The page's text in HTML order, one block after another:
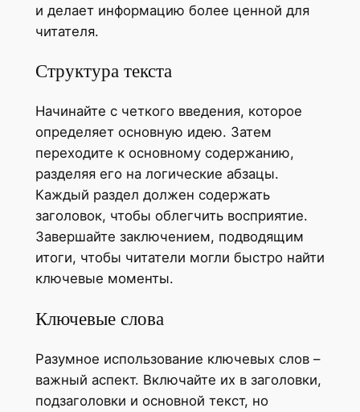
и делает информацию более ценной для
читателя.
Структура текста
Начинайте с четкого введения, которое
определяет основную идею. Затем
переходите к основному содержанию,
разделяя его на логические абзацы.
Каждый раздел должен содержать
заголовок, чтобы облегчить восприятие.
Завершайте заключением, подводящим
итоги, чтобы читатели могли быстро найти
ключевые моменты.
Ключевые слова
Разумное использование ключевых слов –
важный аспект. Включайте их в заголовки,
подзаголовки и основной текст, но